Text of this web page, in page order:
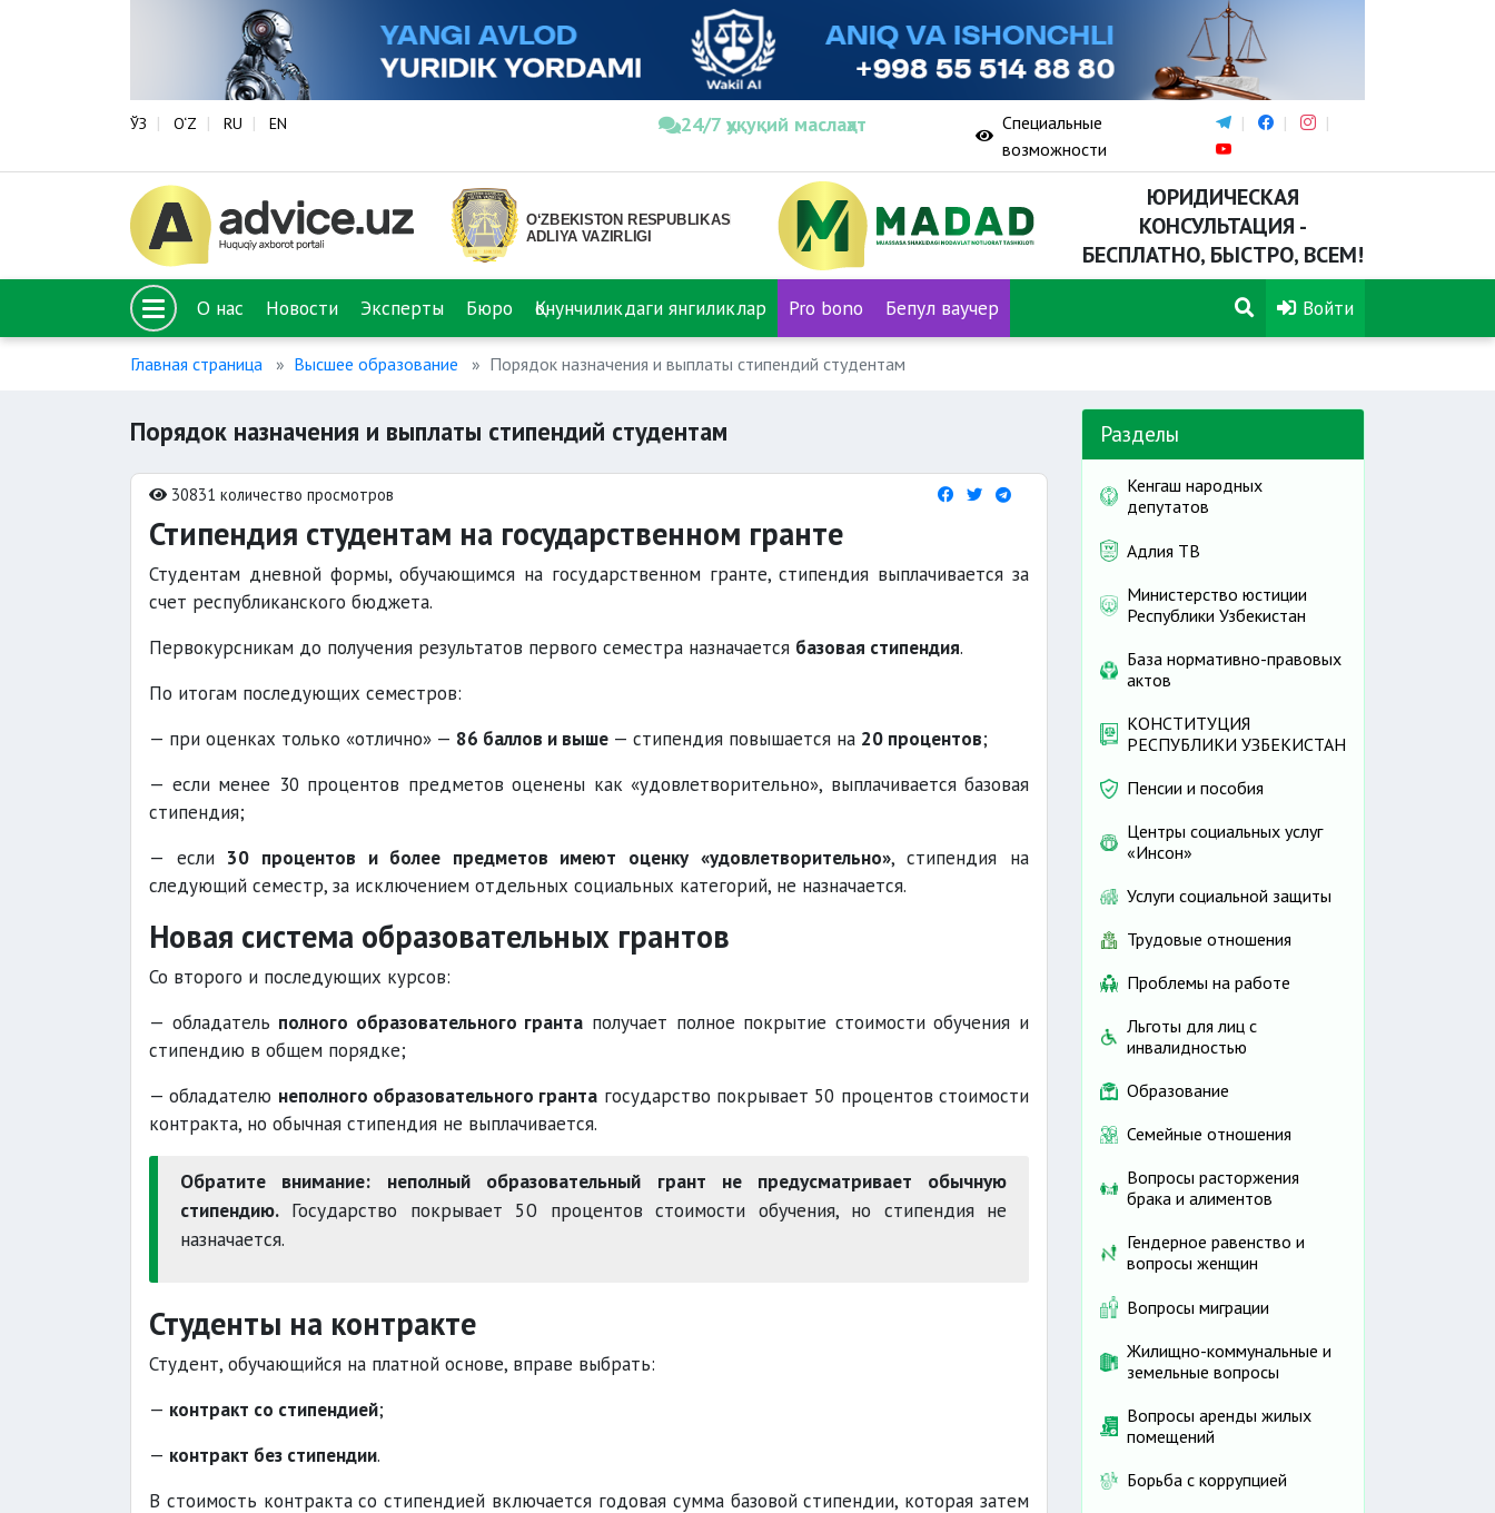
ЎЗ O‘Z RU EN 24/7 ҳуқуқий маслаҳат
Специальные
возможности
ЮРИДИЧЕСКАЯ
КОНСУЛЬТАЦИЯ -
БЕСПЛАТНО, БЫСТРО, ВСЕМ!
О нас Новости Эксперты Бюро Қонунчиликдаги янгиликлар Pro bono Бепул ваучер Войти
Главная страница Высшее образование Порядок назначения и выплаты стипендий студентам
Порядок назначения и выплаты стипендий студентам
30831 количество просмотров
Стипендия студентам на государственном гранте
Студентам дневной формы, обучающимся на государственном гранте, стипендия выплачивается за
счет республиканского бюджета.
Первокурсникам до получения результатов первого семестра назначается базовая стипендия.
По итогам последующих семестров:
— при оценках только «отлично» — 86 баллов и выше — стипендия повышается на 20 процентов;
— если менее 30 процентов предметов оценены как «удовлетворительно», выплачивается базовая
стипендия;
— если 30 процентов и более предметов имеют оценку «удовлетворительно», стипендия на
следующий семестр, за исключением отдельных социальных категорий, не назначается.
Новая система образовательных грантов
Со второго и последующих курсов:
— обладатель полного образовательного гранта получает полное покрытие стоимости обучения и
стипендию в общем порядке;
— обладателю неполного образовательного гранта государство покрывает 50 процентов стоимости
контракта, но обычная стипендия не выплачивается.
Обратите внимание:
неполный образовательный грант не предусматривает обычную
стипендию. Государство покрывает 50 процентов стоимости обучения, но стипендия не
назначается.
Студенты на контракте
Студент, обучающийся на платной основе, вправе выбрать:
— контракт со стипендией;
— контракт без стипендии.
В стоимость контракта со стипендией включается годовая сумма базовой стипендии, которая затем
Разделы
Кенгаш народных
депутатов
Адлия ТВ
Министерство юстиции
Республики Узбекистан
База нормативно-правовых
актов
КОНСТИТУЦИЯ
РЕСПУБЛИКИ УЗБЕКИСТАН
Пенсии и пособия
Центры социальных услуг
«Инсон»
Услуги социальной защиты
Трудовые отношения
Проблемы на работе
Льготы для лиц с
инвалидностью
Образование
Семейные отношения
Вопросы расторжения
брака и алиментов
Гендерное равенство и
вопросы женщин
Вопросы миграции
Жилищно-коммунальные и
земельные вопросы
Вопросы аренды жилых
помещений
Борьба с коррупцией